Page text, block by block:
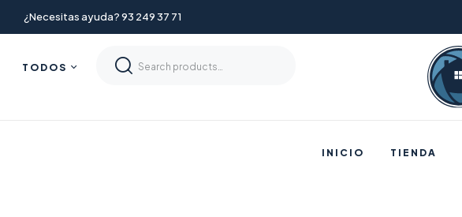
¿Necesitas ayuda? 93 249 37 71
TODOS
INICIO TIENDA